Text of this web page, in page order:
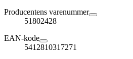
Producentens varenummer
51802428
EAN-kode
5412810317271